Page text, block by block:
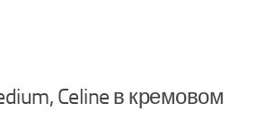
Celine в кремовом